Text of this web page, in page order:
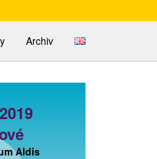
Archiv English
Aldis